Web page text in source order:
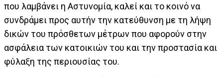
που λαμβάνει η Αστυνομία, καλεί και το κοινό να
συνδράμει προς αυτήν την κατεύθυνση με τη λήψη
δικών του πρόσθετων μέτρων που αφορούν στην
ασφάλεια των κατοικιών του και την προστασία και
φύλαξη της περιουσίας του.